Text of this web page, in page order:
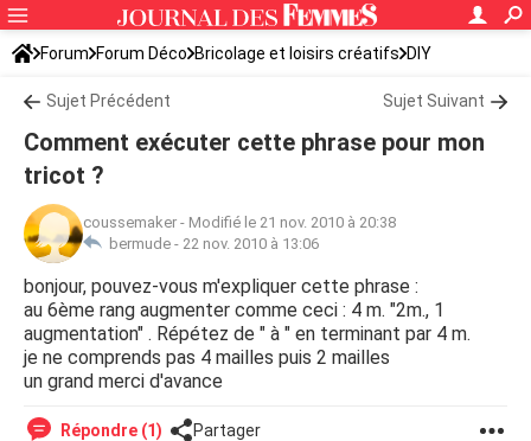
Forum Forum Déco Bricolage et loisirs créatifs DIY
Sujet Précédent Sujet Suivant
Comment exécuter cette phrase pour mon
tricot ?
coussemaker - Modifié le 21 nov. 2010 à 20:38
bermude - 22 nov. 2010 à 13:06
bonjour, pouvez-vous m'expliquer cette phrase :
au 6ème rang augmenter comme ceci : 4 m. "2m., 1
augmentation" . Répétez de " à " en terminant par 4 m.
je ne comprends pas 4 mailles puis 2 mailles
un grand merci d'avance
Répondre (1) Partager